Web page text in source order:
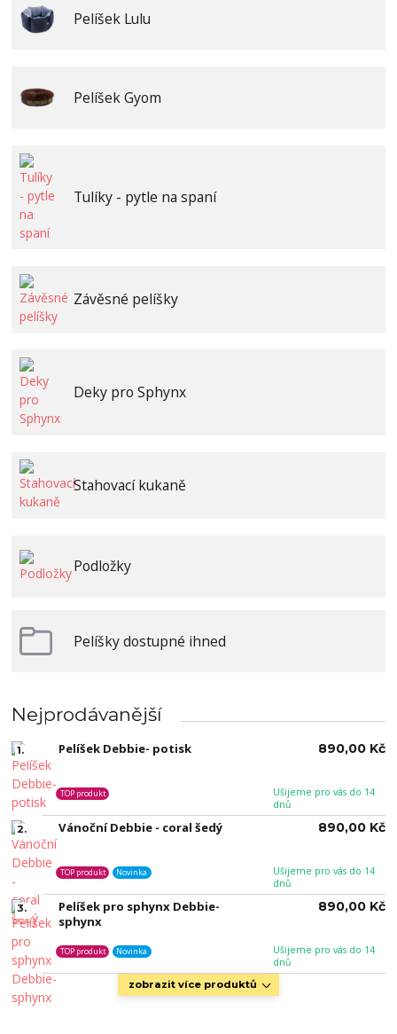
Pelíšek Lulu
Pelíšek Gyom
Tulíky - pytle na spaní
Závěsné pelíšky
Deky pro Sphynx
Stahovací kukaně
Podložky
Pelíšky dostupné ihned
Nejprodávanější
1. Pelíšek Debbie- potisk
Ušijeme pro vás do 14
dnů
TOP produkt
890,00 Kč
2. Vánoční Debbie - coral šedý
Ušijeme pro vás do 14
dnů
TOP produkt Novinka
890,00 Kč
3.
Pelíšek pro sphynx Debbie-
sphynx
Ušijeme pro vás do 14
dnů
TOP produkt Novinka
890,00 Kč
zobrazit více produktů